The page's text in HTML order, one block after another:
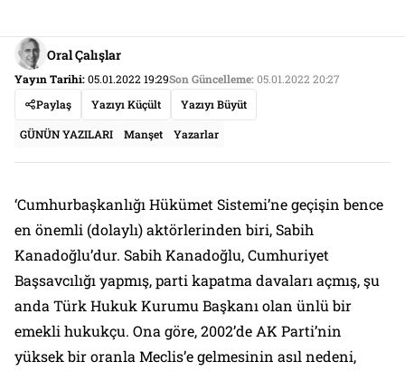
Oral Çalışlar
Yayın Tarihi:05.01.2022 19:29Son Güncelleme:05.01.2022 20:27
Paylaş
Yazıyı Küçült Yazıyı Büyüt
GÜNÜN YAZILARI Manşet Yazarlar
‘Cumhurbaşkanlığı Hükümet Sistemi’ne geçişin bence
en önemli (dolaylı) aktörlerinden biri, Sabih
Kanadoğlu’dur. Sabih Kanadoğlu, Cumhuriyet
Başsavcılığı yapmış, parti kapatma davaları açmış, şu
anda Türk Hukuk Kurumu Başkanı olan ünlü bir
emekli hukukçu. Ona göre, 2002’de AK Parti’nin
yüksek bir oranla Meclis’e gelmesinin asıl nedeni,